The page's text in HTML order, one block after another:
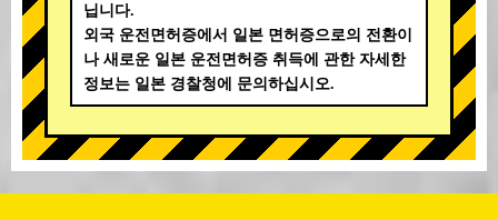
닙니다.
외국 운전면허증에서 일본 면허증으로의 전환이
나 새로운 일본 운전면허증 취득에 관한 자세한
정보는 일본 경찰청에 문의하십시오.